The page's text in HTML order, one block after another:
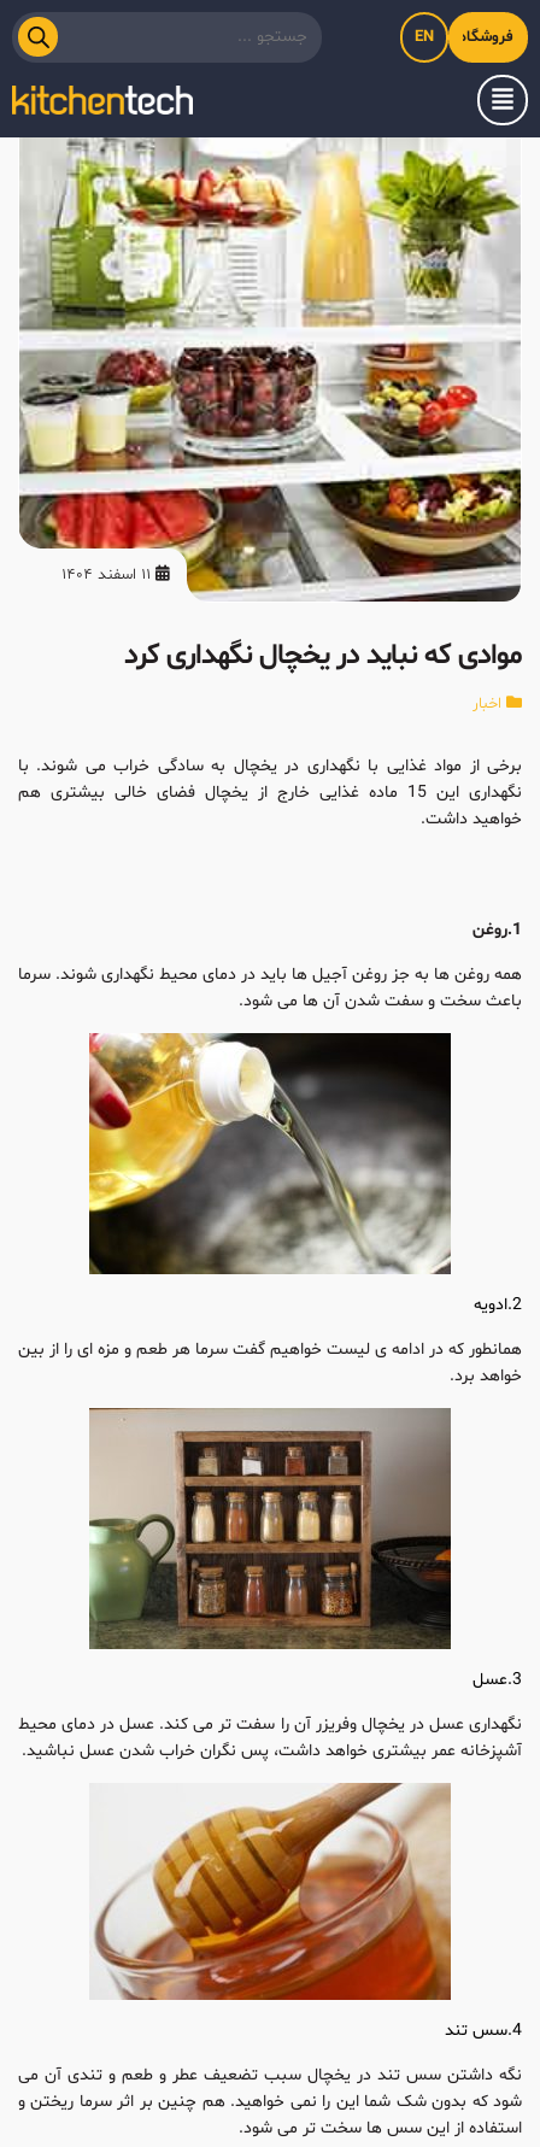
فروشگاه اینترنتی کیت‌لاین
EN
موادی که نباید در یخچال نگهداری کرد
اخبار
برخی از مواد غذایی با نگهداری در یخچال به سادگی خراب می شوند. با
نگهداری این 15 ماده غذایی خارج از یخچال فضای خالی بیشتری هم
خواهید داشت.
1.روغن
همه روغن ها به جز روغن آجیل ها باید در دمای محیط نگهداری شوند. سرما
باعث سخت و سفت شدن آن ها می شود.
2.ادویه
همانطور که در ادامه ی لیست خواهیم گفت سرما هر طعم و مزه ای را از بین
خواهد برد.
3.عسل
نگهداری عسل در یخچال وفریزر آن را سفت تر می کند. عسل در دمای محیط
آشپزخانه عمر بیشتری خواهد داشت، پس نگران خراب شدن عسل نباشید.
4.سس تند
نگه داشتن سس تند در یخچال سبب تضعیف عطر و طعم و تندی آن می
شود که بدون شک شما این را نمی خواهید. هم چنین بر اثر سرما ریختن و
استفاده از این سس ها سخت تر می شود.